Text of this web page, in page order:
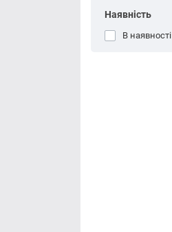
Наявність
В наявності